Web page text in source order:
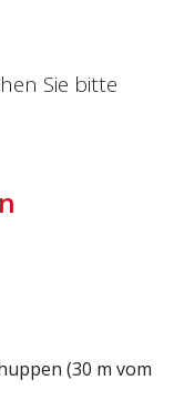
Sie bitte
(30 m vom